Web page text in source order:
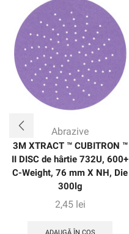
Abrazive
3M XTRACT ™ CUBITRON ™
II DISC de hârtie 732U, 600+
C-Weight, 76 mm X NH, Die
300lg
2,45 lei